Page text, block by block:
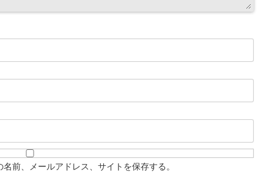
前、メールアドレス、サイトを保存する。